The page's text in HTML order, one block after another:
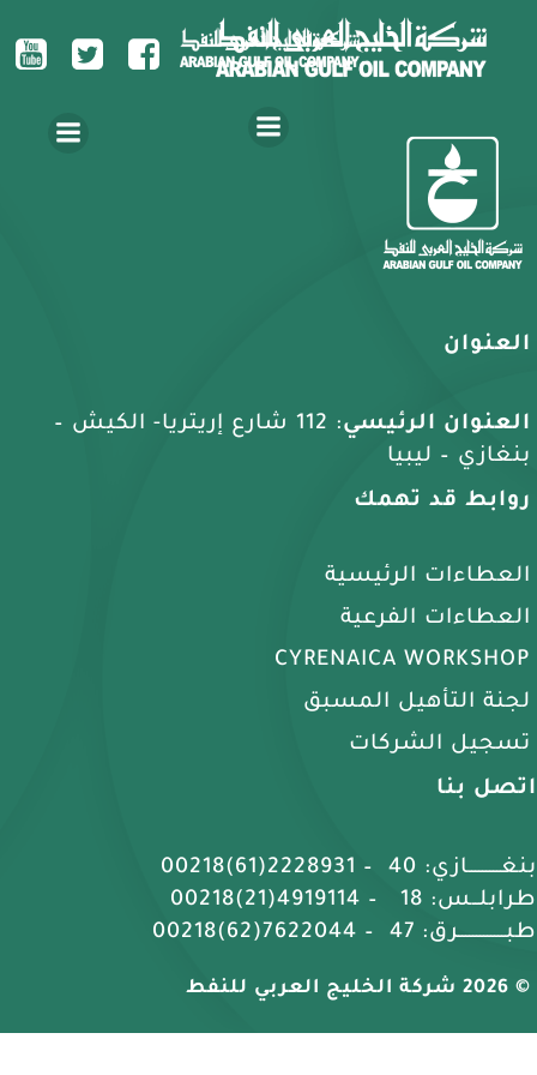
العنوان
العنوان الرئيسي
: 112 شارع إريتريا- الكيش –
بنغازي – ليبيا
روابط قد تهمك
العطاءات الرئيسية
العطاءات الفرعية
CYRENAICA WORKSHOP
لجنة التأهيل المسبق
تسجيل الشركات
اتصل بنا
بنغـــــــــازي: 40 – 2228931(61)00218
طرابلــس: 18 – 4919114(21)00218
طبـــــــــــــرق: 47 – 7622044(62)00218
© 2026 شركة الخليج العربي للنفط